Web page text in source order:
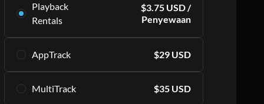
Playback
Rentals
$3.75 USD/
Penyewaan
Dimulai dengan sewa 16 per bulan.
BERLANGGANAN
AppTrack $29 USD
berkualitas tinggi yang sama secara eksklusif di
MultiTrack $35 USD